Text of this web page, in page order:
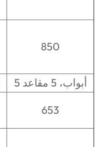
850
5 أبواب، 5 مقاعد
653